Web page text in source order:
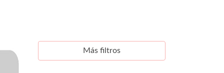
Más filtros